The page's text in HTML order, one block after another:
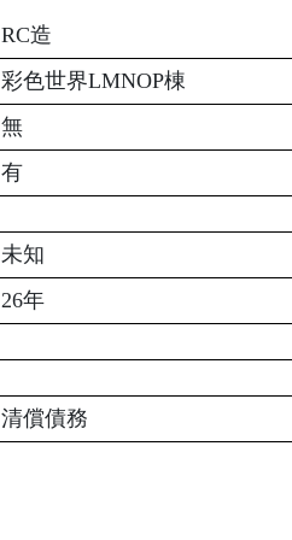
RC造
彩色世界LMNOP棟
無
有
未知
26年
清償債務